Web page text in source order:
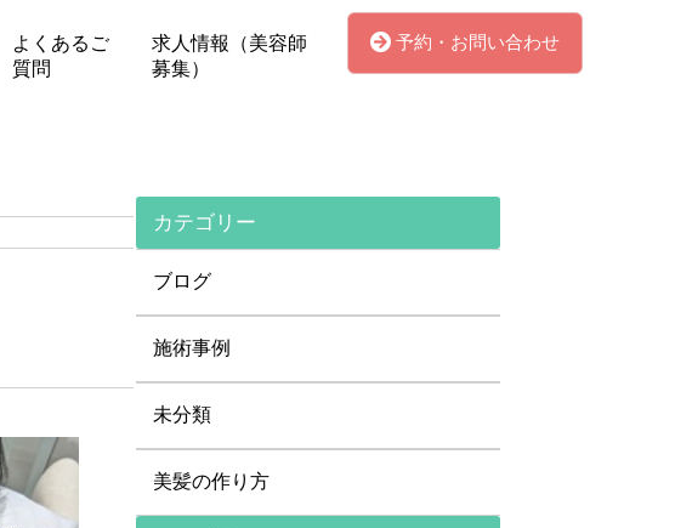
よくあるご
質問
求人情報（美容師
募集）
予約・お問い合わせ
カテゴリー
ブログ
施術事例
未分類
美髪の作り方